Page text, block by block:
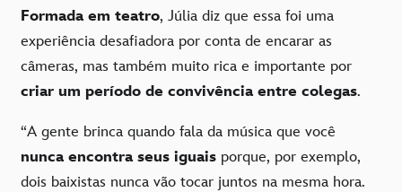
Formada em teatro, Júlia diz que essa foi uma
experiência desafiadora por conta de encarar as
câmeras, mas também muito rica e importante por
criar um período de convivência entre colegas.
“A gente brinca quando fala da música que você
nunca encontra seus iguais porque, por exemplo,
dois baixistas nunca vão tocar juntos na mesma hora.